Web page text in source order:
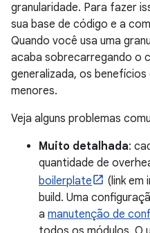
granularidade. Para fazer
sua base de código e a
Quando você usa uma
acaba sobrecarregando o
generalizada, os
menores.
Veja alguns problemas
Muito detalhada:
quantidade de
boilerplate
(link em
build. Uma
a manutenção de